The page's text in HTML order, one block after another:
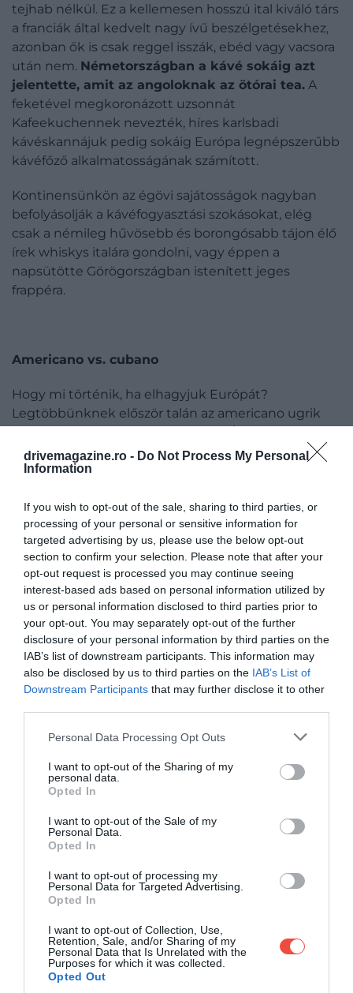
drivemagazine.ro - Do Not Process My Personal
Information
If you wish to opt-out of the sale, sharing to third parties, or
processing of your personal or sensitive information for
targeted advertising by us, please use the below opt-out
section to confirm your selection. Please note that after your
opt-out request is processed you may continue seeing
interest-based ads based on personal information utilized by
us or personal information disclosed to third parties prior to
your opt-out. You may separately opt-out of the further
disclosure of your personal information by third parties on the
IAB’s list of downstream participants. This information may
also be disclosed by us to third parties on the IAB’s List of
Downstream Participants that may further disclose it to other
Please note that this website/app uses one or more Google
not limited to your visit or usage behaviour. You may click to
grant or deny consent to Google and its third-party tags to
use your data for below specified purposes in below Google
consent section.
Personal Data Processing Opt Outs
I want to opt-out of the Sharing of my
personal data.
Opted In
I want to opt-out of the Sale of my
Personal Data.
Opted In
I want to opt-out of processing my
Personal Data for Targeted Advertising.
Opted In
I want to opt-out of Collection, Use,
Retention, Sale, and/or Sharing of my
Personal Data that Is Unrelated with the
Purposes for which it was collected.
Opted Out
tejhab nélkül. Ez a kellemesen hosszú ital kiváló társ
a franciák által kedvelt nagy ívű beszélgetésekhez,
azonban ők is csak reggel isszák, ebéd vagy vacsora
után nem. Németországban a kávé sokáig azt
jelentette, amit az angoloknak az ötórai tea. A
feketével megkoronázott uzsonnát
Kafeekuchennek nevezték, híres karlsbadi
kávéskannájuk pedig sokáig Európa legnépszerűbb
kávéfőző alkalmatosságának számított.
Kontinensünkön az égövi sajátosságok nagyban
befolyásolják a kávéfogyasztási szokásokat, elég
csak a némileg hűvösebb és borongósabb tájon élő
írek whiskys italára gondolni, vagy éppen a
napsütötte Görögországban istenített jeges
frappéra.
Americano vs. cubano
Hogy mi történik, ha elhagyjuk Európát?
Legtöbbünknek először talán az americano ugrik
valóban kedvelt ez a hígra főzött, sokszor
szirupokkal ízesített kávéital, azonban senkit ne
folyton újratöltő pincérnők látványa. Ez a más
nemzetek által kannamosó lének titulált kávé
egyáltalán nem gyenge, a második adag már heves
szívdobogást okozhat. Mégis, az amerikai
kontinensen érdemes délebbre indulni, ha jó kávéra
vágyunk. Kuba jellegzetessége e téren a café
cubano, amineka demerara nádcukor adja meg
egyedülálló aromáját.Az már más kérdés, hogy
csak a turisták kérnek café cubanót, a helyiek nem
használják ezt a kifejezést, ők – akárcsak az olaszok –
egyszerűen kávét kérnek, és ezt kapják.
Fotó: Pexels
Cafezinho? Igen! Tinto? Hát…